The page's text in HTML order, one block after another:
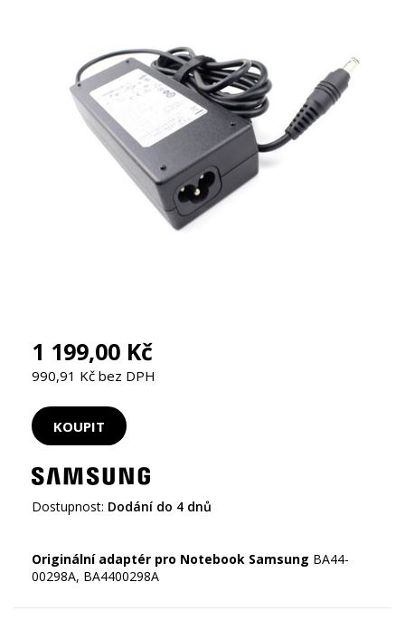
1 199,00 Kč
990,91 Kč bez DPH
Dostupnost: Dodání do 4 dnů
Originální adaptér pro Notebook Samsung BA44-